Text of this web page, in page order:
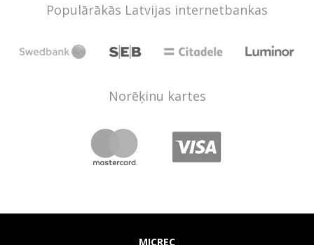
Populārākās Latvijas internetbankas
Norēķinu kartes
MICREC